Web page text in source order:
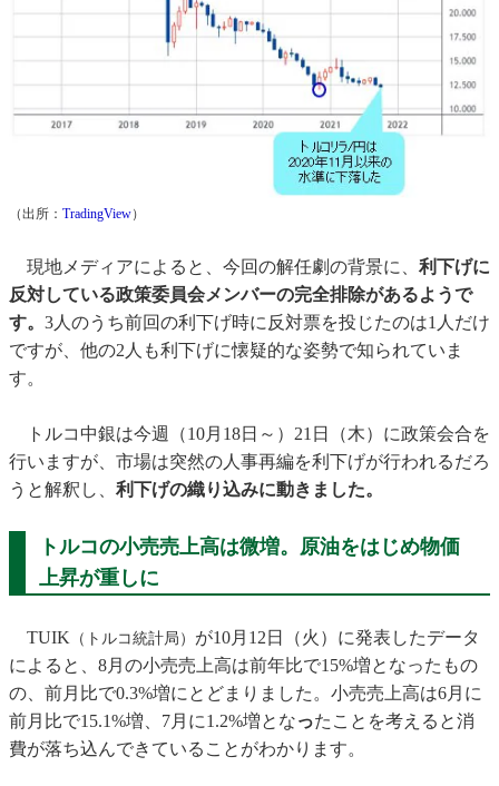
（出所： TradingView）
現地メディアによると、今回の解任劇の背景に、 利下げに
反対している政策委員会メンバーの完全排除があるようで
す。 3人のうち前回の利下げ時に反対票を投じたのは1人だけ
ですが、他の2人も利下げに懐疑的な姿勢で知られていま
す。
トルコ中銀は今週（10月18日～）21日（木）に政策会合を
行いますが、市場は突然の人事再編を利下げが行われるだろ
うと解釈し、 利下げの織り込みに動きました。
トルコの小売売上高は微増。原油をはじめ物価
上昇が重しに
TUIK （トルコ統計局） が10月12日（火）に発表したデータ
によると、8月の小売売上高は前年比で15%増となったもの
の、前月比で0.3%増にとどまりました。小売売上高は6月に
前月比で15.1%増、7月に1.2%増となったことを考えると消
費が落ち込んできていることがわかります。